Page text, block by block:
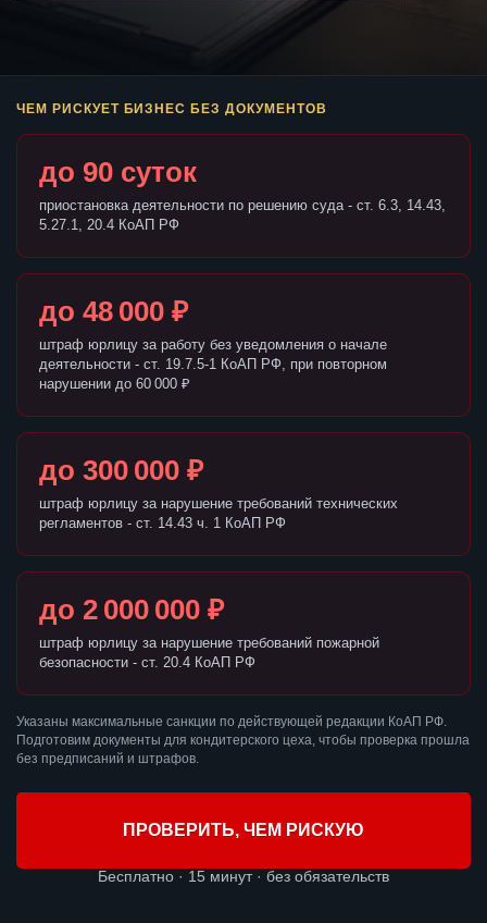
ЧЕМ РИСКУЕТ БИЗНЕС БЕЗ ДОКУМЕНТОВ
до 90 суток
приостановка деятельности по решению суда - ст. 6.3, 14.43,
5.27.1, 20.4 КоАП РФ
до 48 000 ₽
штраф юрлицу за работу без уведомления о начале
деятельности - ст. 19.7.5-1 КоАП РФ, при повторном
нарушении до 60 000 ₽
до 300 000 ₽
штраф юрлицу за нарушение требований технических
регламентов - ст. 14.43 ч. 1 КоАП РФ
до 2 000 000 ₽
штраф юрлицу за нарушение требований пожарной
безопасности - ст. 20.4 КоАП РФ
Указаны максимальные санкции по действующей редакции КоАП РФ.
Подготовим документы для кондитерского цеха, чтобы проверка прошла
без предписаний и штрафов.
ПРОВЕРИТЬ, ЧЕМ РИСКУЮ
Бесплатно · 15 минут · без обязательств